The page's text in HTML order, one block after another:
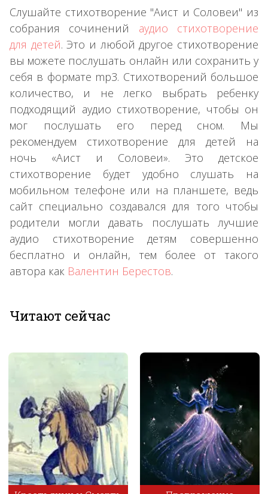
Слушайте стихотворение "Аист и Соловеи" из
собрания сочинений аудио стихотворение
для детей. Это и любой другое стихотворение
вы можете послушать онлайн или сохранить у
себя в формате mp3. Стихотворений большое
количество, и не легко выбрать ребенку
подходящий аудио стихотворение, чтобы он
мог послушать его перед сном. Мы
рекомендуем стихотворение для детей на
ночь «Аист и Соловеи». Это детское
стихотворение будет удобно слушать на
мобильном телефоне или на планшете, ведь
сайт специально создавался для того чтобы
родители могли давать послушать лучшие
аудио стихотворение детям совершенно
бесплатно и онлайн, тем более от такого
автора как Валентин Берестов.
Читают сейчас